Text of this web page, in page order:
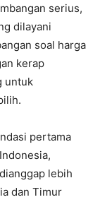
serius,
dilayani
soal harga
kerap
untuk
pertama
lebih
dan Timur